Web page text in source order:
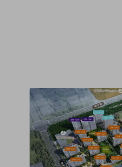
23 套
施工